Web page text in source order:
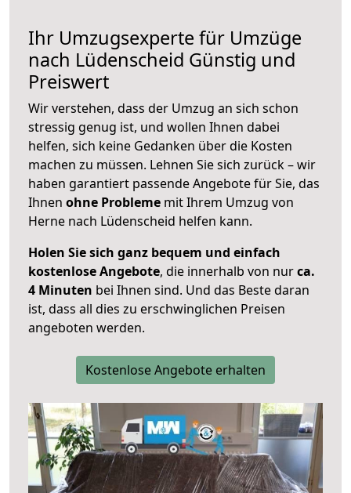
Ihr Umzugsexperte für Umzüge
nach Lüdenscheid Günstig und
Preiswert
Wir verstehen, dass der Umzug an sich schon
stressig genug ist, und wollen Ihnen dabei
helfen, sich keine Gedanken über die Kosten
machen zu müssen. Lehnen Sie sich zurück – wir
haben garantiert passende Angebote für Sie, das
Ihnen ohne Probleme mit Ihrem Umzug von
Herne nach Lüdenscheid helfen kann.
Holen Sie sich ganz bequem und einfach
kostenlose Angebote, die innerhalb von nurca.
4 Minuten bei Ihnen sind. Und das Beste daran
ist, dass all dies zu erschwinglichen Preisen
angeboten werden.
Kostenlose Angebote erhalten